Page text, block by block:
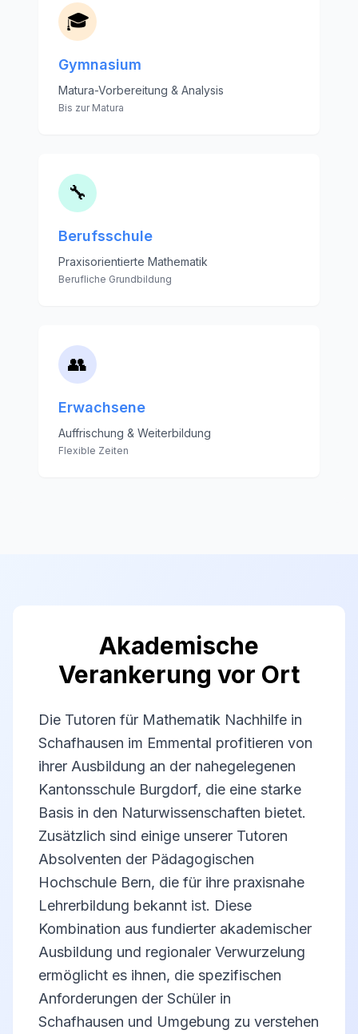
🎓
Gymnasium
Matura-Vorbereitung & Analysis
Bis zur Matura
🔧
Berufsschule
Praxisorientierte Mathematik
Berufliche Grundbildung
👥
Erwachsene
Auffrischung & Weiterbildung
Flexible Zeiten
Akademische
Verankerung vor Ort
Die Tutoren für Mathematik Nachhilfe in
Schafhausen im Emmental profitieren von
ihrer Ausbildung an der nahegelegenen
Kantonsschule Burgdorf, die eine starke
Basis in den Naturwissenschaften bietet.
Zusätzlich sind einige unserer Tutoren
Absolventen der Pädagogischen
Hochschule Bern, die für ihre praxisnahe
Lehrerbildung bekannt ist. Diese
Kombination aus fundierter akademischer
Ausbildung und regionaler Verwurzelung
ermöglicht es ihnen, die spezifischen
Anforderungen der Schüler in
Schafhausen und Umgebung zu verstehen